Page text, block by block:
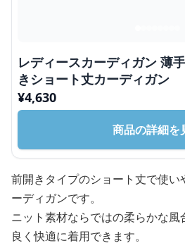
レディースカーディガン 薄
きショート丈カーディガン
¥4,630
商品の詳細を
前開きタイプのショート丈で使い
ーディガンです。
ニット素材ならではの柔らかな
良く快適に着用できます。